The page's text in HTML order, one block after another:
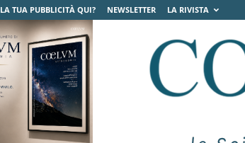
LA TUA PUBBLICITÀ QUI? NEWSLETTER LA RIVISTA